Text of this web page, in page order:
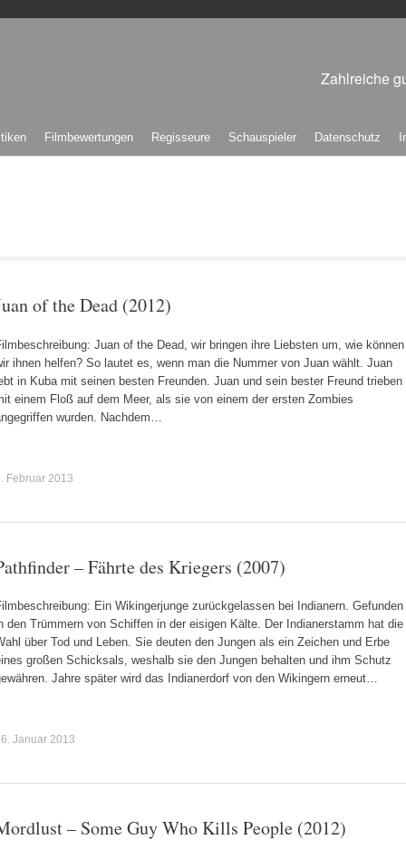
Zahlreiche
Filmbewertungen Regisseure Schauspieler Datenschutz
of the Dead (2012)
Juan of the Dead, wir bringen ihre Liebsten um, wie können
ihnen helfen? So lautet es, wenn man die Nummer von Juan wählt. Juan
in Kuba mit seinen besten Freunden. Juan und sein bester Freund trieben
einem Floß auf dem Meer, als sie von einem der ersten Zombies
wurden. Nachdem…
Februar 2013
– Fährte des Kriegers (2007)
Ein Wikingerjunge zurückgelassen bei Indianern. Gefunden
den Trümmern von Schiffen in der eisigen Kälte. Der Indianerstamm hat die
über Tod und Leben. Sie deuten den Jungen als ein Zeichen und Erbe
großen Schicksals, weshalb sie den Jungen behalten und ihm Schutz
Jahre später wird das Indianerdorf von den Wikingern erneut…
Januar 2013
– Some Guy Who Kills People (2012)